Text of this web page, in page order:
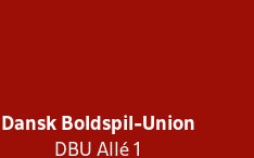
Dansk Boldspil-Union
DBU Allé 1